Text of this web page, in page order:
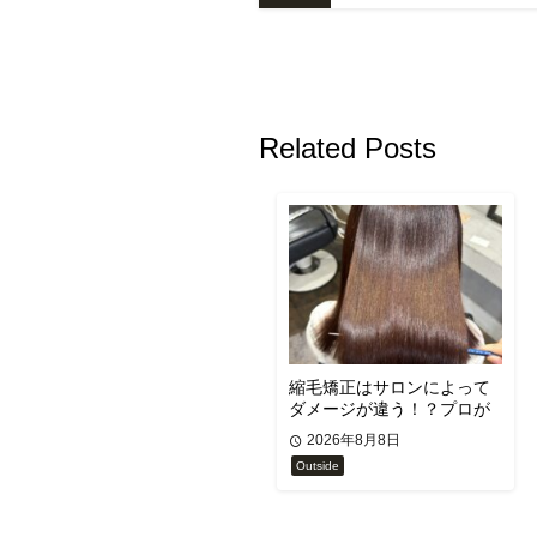
Related Posts
縮毛矯正はサロンによって
ダメージが違う！？プロが
徹底解説！
2026年8月8日
Outside